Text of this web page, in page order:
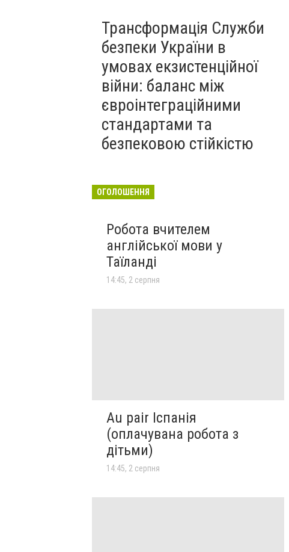
Трансформація Служби
безпеки України в
умовах екзистенційної
війни: баланс між
євроінтеграційними
стандартами та
безпековою стійкістю
ОГОЛОШЕННЯ
Робота вчителем
англійської мови у
Таїланді
14:45, 2 серпня
Au pair Іспанія
(оплачувана робота з
дітьми)
14:45, 2 серпня